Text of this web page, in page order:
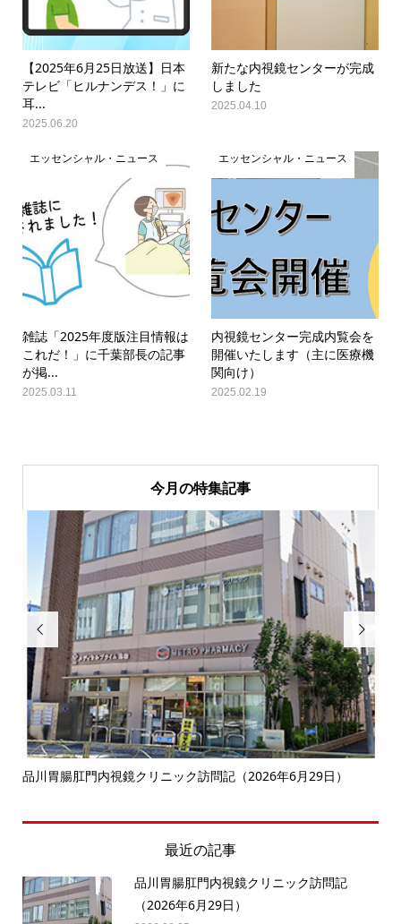
【2025年6月25日放送】日本
テレビ「ヒルナンデス！」に
耳...
2025.06.20
新たな内視鏡センターが完成
しました
2025.04.10
エッセンシャル・ニュース
雑誌「2025年度版注目情報は
これだ！」に千葉部長の記事
が掲...
2025.03.11
エッセンシャル・ニュース
内視鏡センター完成内覧会を
開催いたします（主に医療機
関向け）
2025.02.19
今月の特集記事

品川胃腸肛門内視鏡クリニック訪問記（2026年6月29日）

最近の記事
品川胃腸肛門内視鏡クリニック訪問記
（2026年6月29日）